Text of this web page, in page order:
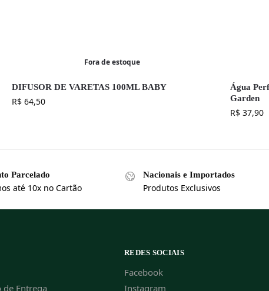
Fora de estoque
DIFUSOR DE VARETAS 100ML BABY
R$64,50
Água
Garden
R$ 37,90
Parcelado
até 10x no Cartão
Nacionais e Importados
Produtos Exclusivos
de Entrega
REDES SOCIAIS
Facebook
Instagram